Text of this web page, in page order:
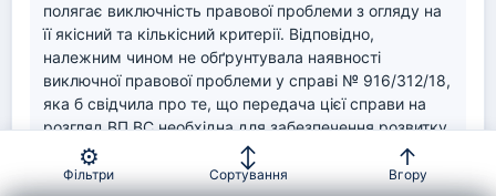
полягає виключність правової проблеми з огляду на
її якісний та кількісний критерії. Відповідно,
належним чином не обґрунтувала наявності
виключної правової проблеми у справі № 916/312/18,
яка б свідчила про те, що передача цієї справи на
розгляд ВП ВС необхідна для забезпечення розвитку
права та формування єдиної правозастосовчої
практики, внаслідок чого підстава для передачі
⚙
Фільтри
↕
Сортування
↑
Вгору